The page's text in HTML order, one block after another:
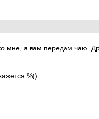
мне, я вам передам чаю.
%))